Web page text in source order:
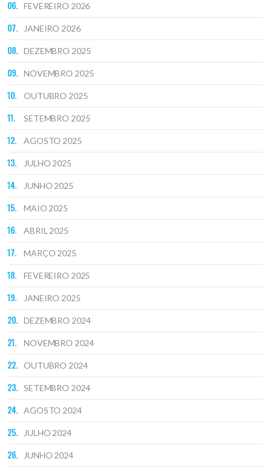
FEVEREIRO 2026
JANEIRO 2026
DEZEMBRO 2025
NOVEMBRO 2025
OUTUBRO 2025
SETEMBRO 2025
AGOSTO 2025
JULHO 2025
JUNHO 2025
MAIO 2025
ABRIL 2025
MARÇO 2025
FEVEREIRO 2025
JANEIRO 2025
DEZEMBRO 2024
NOVEMBRO 2024
OUTUBRO 2024
SETEMBRO 2024
AGOSTO 2024
JULHO 2024
JUNHO 2024